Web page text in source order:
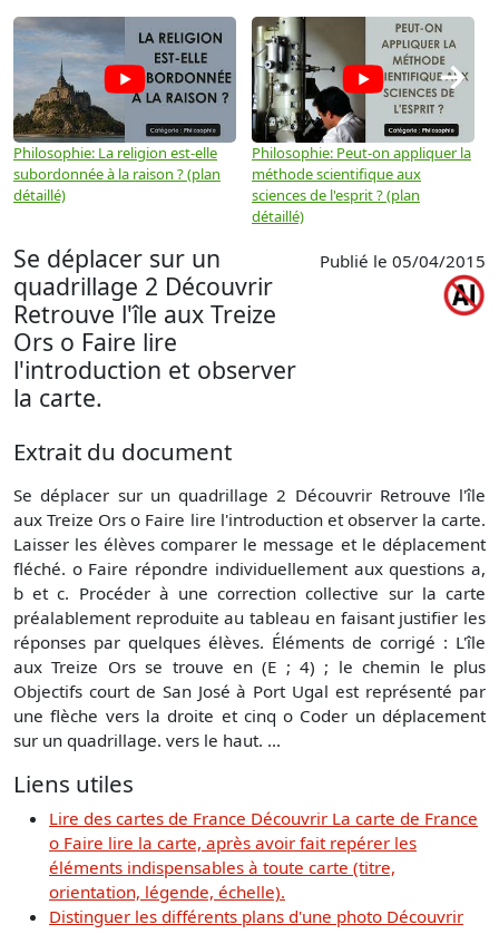
Philosophie: La religion est-elle
subordonnée à la raison ? (plan
détaillé)
Philosophie: Peut-on appliquer la
méthode scientifique aux
sciences de l'esprit ? (plan
détaillé)
→
Se déplacer sur un
quadrillage 2 Découvrir
Retrouve l'île aux Treize
Ors o Faire lire
l'introduction et observer
la carte.
Publié le 05/04/2015
Extrait du document
Se déplacer sur un quadrillage 2 Découvrir Retrouve l'île
aux Treize Ors o Faire lire l'introduction et observer la carte.
Laisser les élèves comparer le message et le déplacement
fléché. o Faire répondre individuellement aux questions a,
b et c. Procéder à une correction collective sur la carte
préalablement reproduite au tableau en faisant justifier les
réponses par quelques élèves. Éléments de corrigé : L'île
aux Treize Ors se trouve en (E ; 4) ; le chemin le plus
Objectifs court de San José à Port Ugal est représenté par
une flèche vers la droite et cinq o Coder un déplacement
sur un quadrillage. vers le haut. ...
Liens utiles
Lire des cartes de France Découvrir La carte de France
o Faire lire la carte, après avoir fait repérer les
éléments indispensables à toute carte (titre,
orientation, légende, échelle).
Distinguer les différents plans d'une photo Découvrir